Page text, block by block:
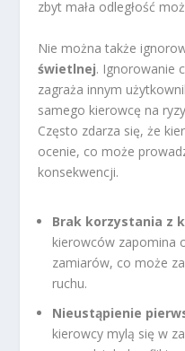
zbyt mała odległość
Nie można także
świetlnej. Ignorowanie
zagraża innym
samego kierowcę na
Często zdarza się, że
ocenie, co może
konsekwencji.
Brak korzystania z
kierowców zapomina
zamiarów, co może
ruchu.
Nieustąpienie
kierowcy mylą się w